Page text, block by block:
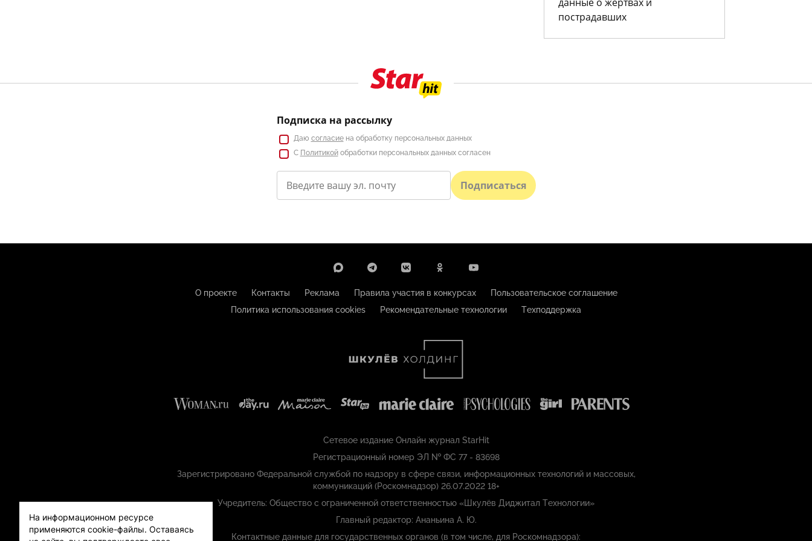
пострадавших
Подписка на рассылку
Даю согласиена обработку персональных данных
С Политикойобработки персональных данных согласен
Подписаться
О проекте Контакты Реклама Правила участия в конкурсах
Пользовательское соглашение
Политика использования cookies
Рекомендательные технологии Техподдержка
Сетевое издание Онлайн журнал StarHit
Регистрационный номер ЭЛ № ФС 77 - 83698
Зарегистрировано Федеральной службой по надзору в сфере связи, информационных технологий и массовых,
коммуникаций (Роскомнадзор) 26.07.2022 18+
Учредитель: Общество с ограниченной ответственностью «Шкулёв Диджитал Технологии»
Главный редактор: Ананьина А. Ю.
Контактные данные для государственных органов (в том числе, для Роскомнадзора):
На информационном ресурсе
применяются cookie-файлы. Оставаясь